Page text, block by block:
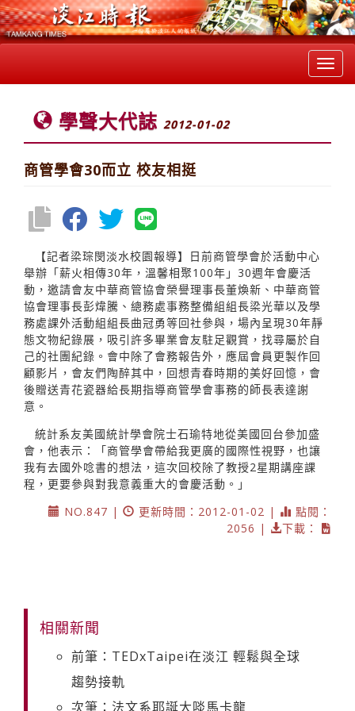
學聲大代誌 2012-01-02
商管學會30而立 校友相挺
【記者梁琮閔淡水校園報導】日前商管學會於活動中心
舉辦「薪火相傳30年，溫馨相聚100年」30週年會慶活
動，邀請會友中華商管協會榮譽理事長董煥新、中華商管
協會理事長彭煒騰、總務處事務整備組組長梁光華以及學
務處課外活動組組長曲冠勇等回社參與，場內呈現30年靜
態文物紀錄展，吸引許多畢業會友駐足觀賞，找尋屬於自
己的社團紀錄。會中除了會務報告外，應屆會員更製作回
顧影片，會友們陶醉其中，回想青春時期的美好回憶，會
後贈送青花瓷器給長期指導商管學會事務的師長表達謝
意。
統計系友美國統計學會院士石瑜特地從美國回台參加盛
會，他表示：「商管學會帶給我更廣的國際性視野，也讓
我有去國外唸書的想法，這次回校除了教授2星期講座課
程，更要參與對我意義重大的會慶活動。」
NO.847 |
更新時間：2012-01-02 |
點閱：
2056 |
下載：
相關新聞
前筆：TEDxTaipei在淡江 輕鬆與全球
趨勢接軌
次筆：法文系耶誕大啖馬卡龍